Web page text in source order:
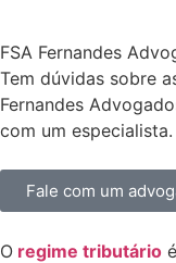
FSA Fernandes
Tem dúvidas sobre
Fernandes
com um especialista.
Fale com um
O regime tributário